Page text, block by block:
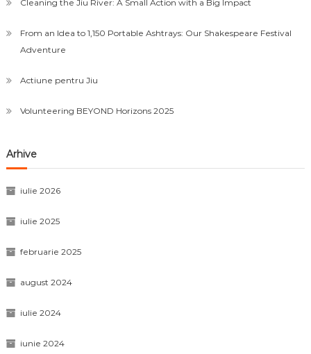
Cleaning the Jiu River: A Small Action with a Big Impact
From an Idea to 1,150 Portable Ashtrays: Our Shakespeare Festival
Adventure
Actiune pentru Jiu
Volunteering BEYOND Horizons 2025
Arhive
iulie 2026
iulie 2025
februarie 2025
august 2024
iulie 2024
iunie 2024